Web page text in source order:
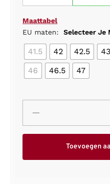
Maattabel
EU maten:
Selecteer Je
41.5 42 42.5
46
46.5 47
Toevoegen